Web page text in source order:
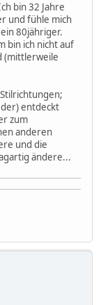
bin 32 Jahre
und fühle mich
80jähriger.
bin ich nicht auf
(mittlerweile
entdeckt
zum
anderen
und die
ändere...